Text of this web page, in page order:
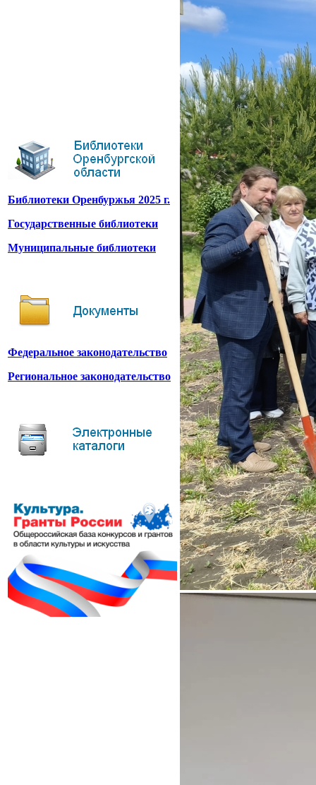
Библиотеки Оренбуржья 2025 г.
Государственные библиотеки
Муниципальные библиотеки
Федеральное законодательство
Региональное законодательство